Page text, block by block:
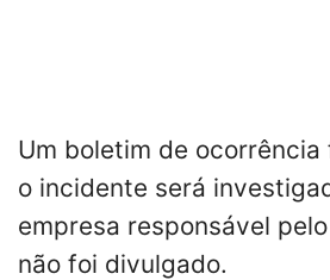
Um boletim de
o incidente será
empresa responsável
não foi divulgado.